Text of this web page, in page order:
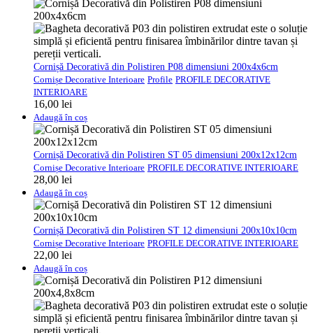
Cornișă Decorativă din Polistiren P08 dimensiuni 200x4x6cm
Cornișe Decorative Interioare Profile PROFILE DECORATIVE
INTERIOARE
16,00 lei
Adaugă în coș
Cornișă Decorativă din Polistiren ST 05 dimensiuni 200x12x12cm
Cornișe Decorative Interioare PROFILE DECORATIVE INTERIOARE
28,00 lei
Adaugă în coș
Cornișă Decorativă din Polistiren ST 12 dimensiuni 200x10x10cm
Cornișe Decorative Interioare PROFILE DECORATIVE INTERIOARE
22,00 lei
Adaugă în coș